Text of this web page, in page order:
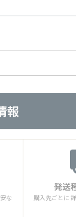
報
な
発送
購入先ごとに